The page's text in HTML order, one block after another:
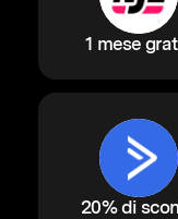
1 mese
20% di